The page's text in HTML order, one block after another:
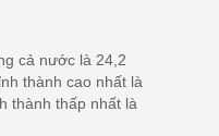
cả nước là 24,2
thành cao nhất là
thành thấp nhất là